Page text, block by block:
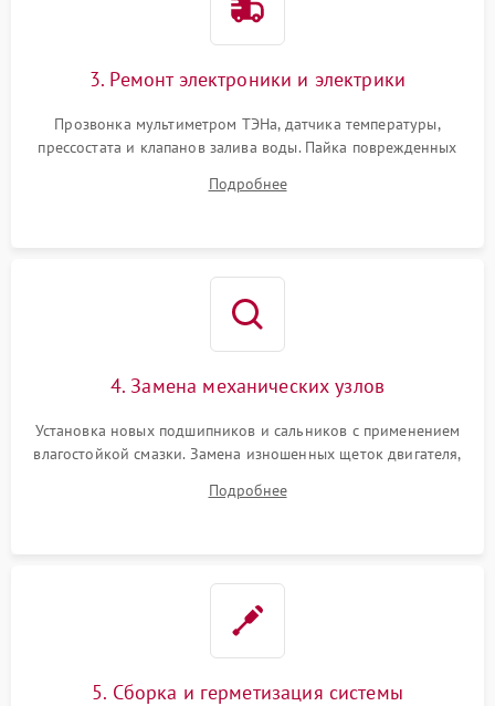
3. Ремонт электроники и электрики
Прозвонка мультиметром ТЭНа, датчика температуры,
прессостата и клапанов залива воды. Пайка поврежденных
Восстановление целостности проводки и контактов.
Подробнее
4. Замена механических узлов
Установка новых подшипников и сальников с применением
влагостойкой смазки. Замена изношенных щеток двигателя,
или поврежденной резиновой манжеты.
Подробнее
5. Сборка и герметизация системы